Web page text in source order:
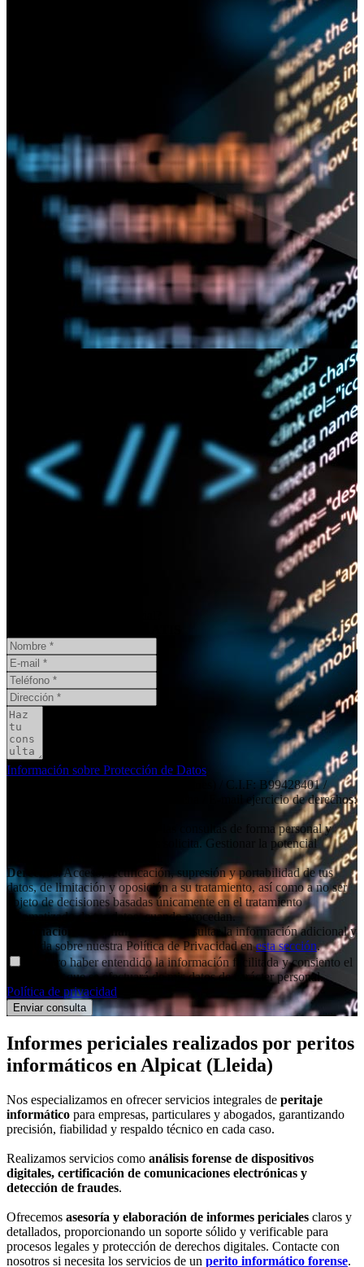
Información sobre Protección de Datos
: Social11 SL (peritaciones) / C.I.F: B99428401 /
Dirección: Independencia 19, 6º dcha / E-mail ejercicio de derechos:
: Atender las consultas de forma personal y
remitir la información que nos solicita. Gestionar la potencial
Derechos
: Acceso, rectificación, supresión y portabilidad de tus
datos, de limitación y oposición a su tratamiento, así como a no ser
objeto de decisiones basadas únicamente en el tratamiento
automatizado de tus datos, cuando procedan.
Información adicional
: Puedes consultar la información adicional y
detallada sobre nuestra Política de Privacidad enesta sección.
Declaro haber entendido la información facilitada y consiento el
tratamiento que se efectuará de mis datos de carácter personal.
Política de privacidad
Informes periciales realizados por peritos
informáticos en Alpicat (Lleida)
Nos especializamos en ofrecer servicios integrales de peritaje
informático para empresas, particulares y abogados, garantizando
precisión, fiabilidad y respaldo técnico en cada caso.
Realizamos servicios como análisis forense de dispositivos
digitales, certificación de comunicaciones electrónicas y
detección de fraudes.
Ofrecemos asesoría y elaboración de informes periciales claros y
detallados, proporcionando un soporte sólido y verificable para
procesos legales y protección de derechos digitales. Contacte con
nosotros si necesita los servicios de un perito informático forense.